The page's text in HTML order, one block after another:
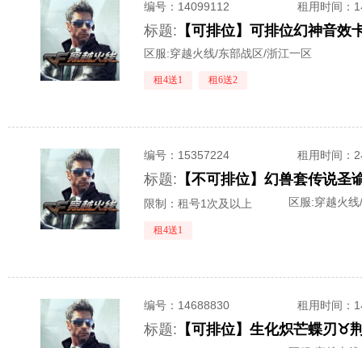
编号： 14099112 租用时间 ：
标题:
区服:穿越火线/东部战区/浙江一区
租4送1 租6送2
编号： 15357224 租用时间 ：
标题:
限制：租号1次及以上 区服:穿越火
租4送1
编号： 14688830 租用时间 ：
标题: